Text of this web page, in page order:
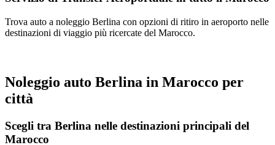
Trova auto a noleggio Berlina con opzioni di ritiro in aeroporto nelle
destinazioni di viaggio più ricercate del Marocco.
Noleggio auto Berlina in Marocco per
città
Scegli tra Berlina nelle destinazioni principali del
Marocco